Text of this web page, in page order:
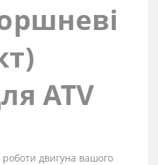
ATV
двигуна вашого